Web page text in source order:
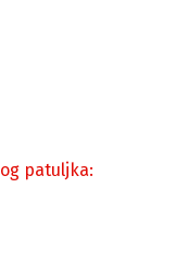
patuljka: